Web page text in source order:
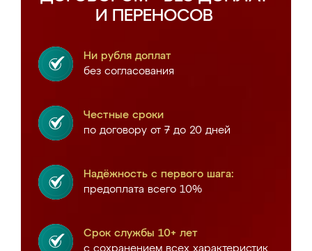
И ПЕРЕНОСОВ
Ни рубля доплат
без согласования
Честные сроки
по договору от 7 до 20 дней
Надёжность с первого шага:
предоплата всего 10%
Срок службы 10+ лет
с сохранением всех характеристик